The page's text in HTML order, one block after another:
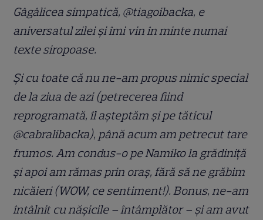
Gâgâlicea simpatică, @tiagoibacka, e
aniversatul zilei și îmi vin în minte numai
texte siropoase.
Și cu toate că nu ne-am propus nimic special
de la ziua de azi (petrecerea fiind
reprogramată, îl așteptăm și pe tăticul
@cabralibacka), până acum am petrecut tare
frumos. Am condus-o pe Namiko la grădiniță
și apoi am rămas prin oraș, fără să ne grăbim
nicăieri (WOW, ce sentiment!). Bonus, ne-am
întâlnit cu nășicile – întâmplător – și am avut